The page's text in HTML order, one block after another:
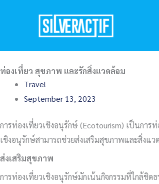
ท่องเที่ยว สุขภาพ และรักสิ่งแวดล้อม
Travel
September 13, 2023
การท่องเที่ยวเชิงอนุรักษ์ (Ecotourism) เป็นกา
เชิงอนุรักษ์สามารถช่วยส่งเสริมสุขภาพและสิ่งแว
ส่งเสริมสุขภาพ
การท่องเที่ยวเชิงอนุรักษ์มักเน้นกิจกรรมที่ใกล้ชิ